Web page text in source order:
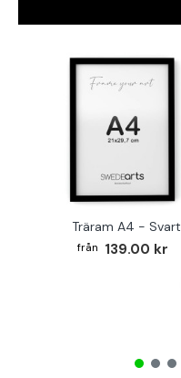
Träram A4 - Svart
139.00 kr